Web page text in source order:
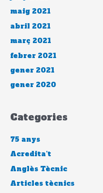
maig 2021
abril 2021
març 2021
febrer 2021
gener 2021
gener 2020
Categories
75 anys
Acredita't
Anglès Tècnic
Articles tècnics